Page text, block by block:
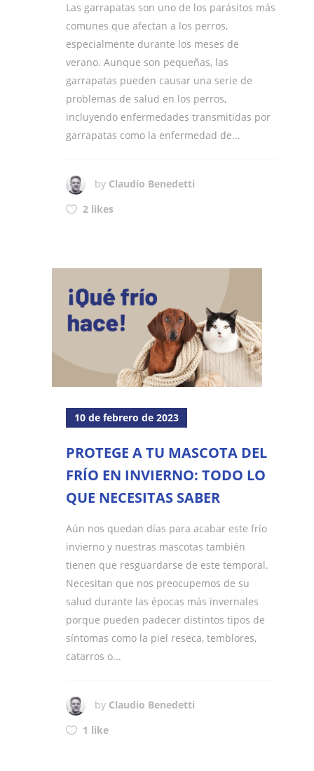
Las garrapatas son uno de los parásitos más
comunes que afectan a los perros,
especialmente durante los meses de
verano. Aunque son pequeñas, las
garrapatas pueden causar una serie de
problemas de salud en los perros,
incluyendo enfermedades transmitidas por
garrapatas como la enfermedad de...
by Claudio Benedetti
2 likes
10 de febrero de 2023
PROTEGE A TU MASCOTA DEL
FRÍO EN INVIERNO: TODO LO
QUE NECESITAS SABER
Aún nos quedan días para acabar este frío
invierno y nuestras mascotas también
tienen que resguardarse de este temporal.
Necesitan que nos preocupemos de su
salud durante las épocas más invernales
porque pueden padecer distintos tipos de
síntomas como la piel reseca, temblores,
catarros o...
by Claudio Benedetti
1 like